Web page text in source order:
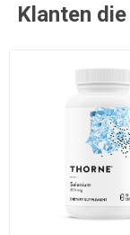
Klanten